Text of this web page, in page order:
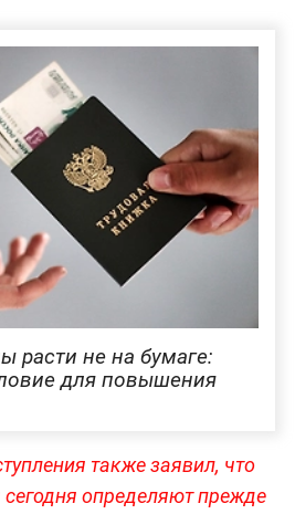
расти не на бумаге:
для повышения
также заявил, что
сегодня определяют прежде